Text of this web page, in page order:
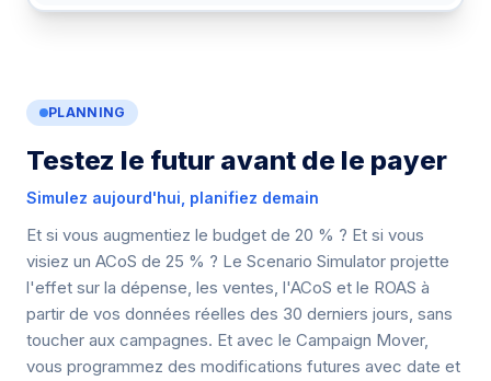
PLANNING
Testez le futur avant de le payer
Simulez aujourd'hui, planifiez demain
Et si vous augmentiez le budget de 20 % ? Et si vous
visiez un ACoS de 25 % ? Le Scenario Simulator projette
l'effet sur la dépense, les ventes, l'ACoS et le ROAS à
partir de vos données réelles des 30 derniers jours, sans
toucher aux campagnes. Et avec le Campaign Mover,
vous programmez des modifications futures avec date et